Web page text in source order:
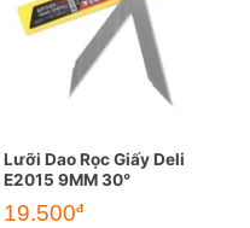
Lưỡi Dao Rọc Giấy Deli
E2015 9MM 30°
19.500đ